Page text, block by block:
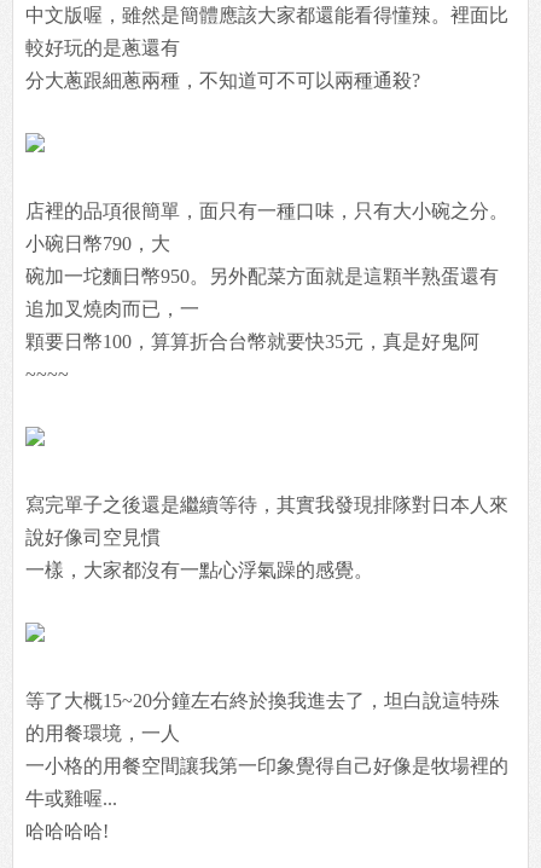
中文版喔，雖然是簡體應該大家都還能看得懂辣。裡面比
較好玩的是蔥還有
分大蔥跟細蔥兩種，不知道可不可以兩種通殺?
店裡的品項很簡單，面只有一種口味，只有大小碗之分。
小碗日幣790，大
碗加一坨麵日幣950。另外配菜方面就是這顆半熟蛋還有
追加叉燒肉而已，一
顆要日幣100，算算折合台幣就要快35元，真是好鬼阿
~~~~
寫完單子之後還是繼續等待，其實我發現排隊對日本人來
說好像司空見慣
一樣，大家都沒有一點心浮氣躁的感覺。
等了大概15~20分鐘左右終於換我進去了，坦白說這特殊
的用餐環境，一人
一小格的用餐空間讓我第一印象覺得自己好像是牧場裡的
牛或雞喔...
哈哈哈哈!